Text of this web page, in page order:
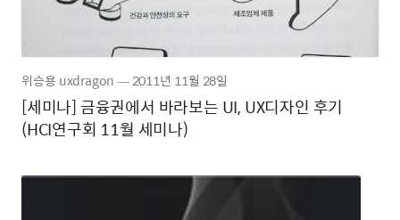
[세미나] 금융권에서 바라보는 UI, UX디자인 후기
(HCI연구회 11월 세미나)
위승용 uxdragon―2011년 11월 28일